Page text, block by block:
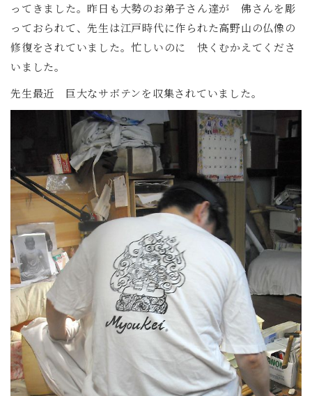
ってきました。昨日も大勢のお弟子さん達が 佛さんを彫
っておられて、先生は江戸時代に作られた高野山の仏像の
修復をされていました。忙しいのに 快くむかえてくださ
いました。
先生最近 巨大なサボテンを収集されていました。